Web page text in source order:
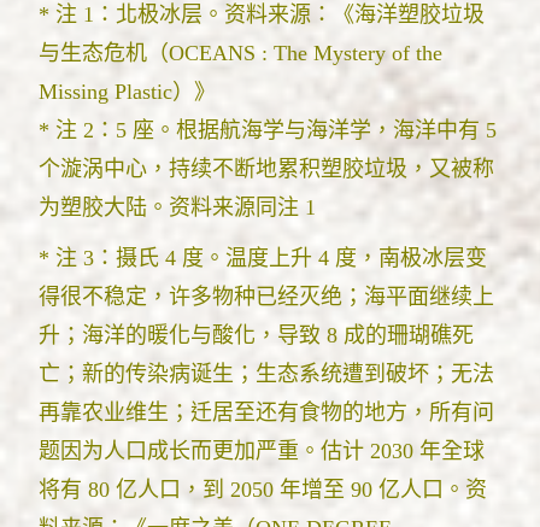
* 注 1：北极冰层。资料来源：《海洋塑胶垃圾
与生态危机（OCEANS : The Mystery of the
Missing Plastic）》
* 注 2：5 座。根据航海学与海洋学，海洋中有 5
个漩涡中心，持续不断地累积塑胶垃圾，又被称
为塑胶大陆。资料来源同注 1
* 注 3：摄氏 4 度。温度上升 4 度，南极冰层变
得很不稳定，许多物种已经灭绝；海平面继续上
升；海洋的暖化与酸化，导致 8 成的珊瑚礁死
亡；新的传染病诞生；生态系统遭到破坏；无法
再靠农业维生；迁居至还有食物的地方，所有问
题因为人口成长而更加严重。估计 2030 年全球
将有 80 亿人口，到 2050 年增至 90 亿人口。资